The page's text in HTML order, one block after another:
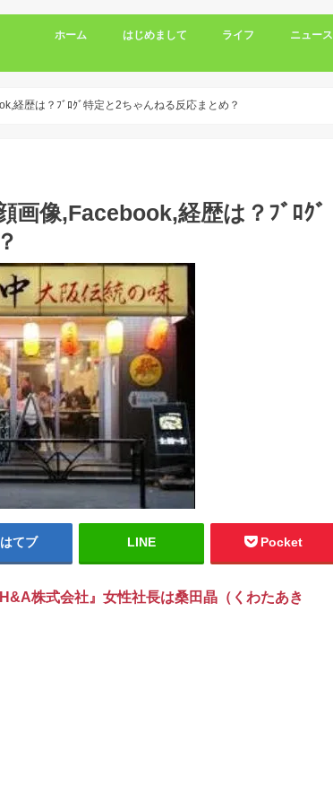
ホーム はじめまして ライフ ニュース
経歴は？ﾌﾞﾛｸﾞ特定と2ちゃんねる反応まとめ？
画像,Facebook,経歴は？ﾌﾞﾛｸﾞ
はてブ LINE Pocket
株式会社』女性社長は桑田晶（くわたあき